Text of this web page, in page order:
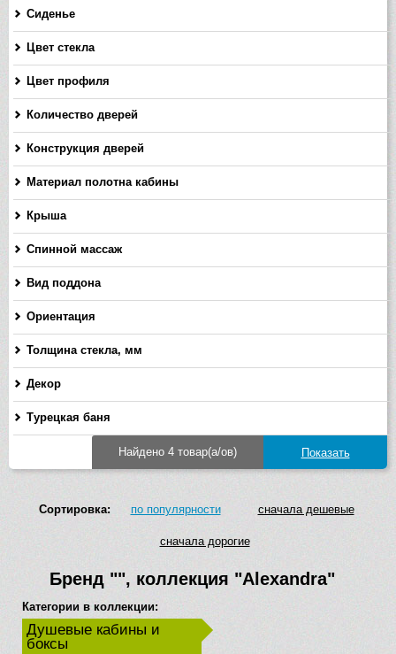
Сиденье
Цвет стекла
Цвет профиля
Количество дверей
Конструкция дверей
Материал полотна кабины
Крыша
Спинной массаж
Вид поддона
Ориентация
Толщина стекла, мм
Декор
Турецкая баня
Найдено 4 товар(а/ов)
Сортировка: по популярности сначала дешевые
сначала дорогие
Бренд "", коллекция "Alexandra"
Категории в коллекции:
Душевые кабины и
боксы